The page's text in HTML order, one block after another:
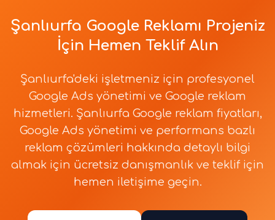
Şanlıurfa Google Reklamı Projeniz
İçin Hemen Teklif Alın
Şanlıurfa'deki işletmeniz için profesyonel
Google Ads yönetimi ve Google reklam
hizmetleri. Şanlıurfa Google reklam fiyatları,
Google Ads yönetimi ve performans bazlı
reklam çözümleri hakkında detaylı bilgi
almak için ücretsiz danışmanlık ve teklif için
hemen iletişime geçin.